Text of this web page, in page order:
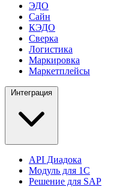
ЭДО
Сайн
КЭДО
Сверка
Логистика
Маркировка
Маркетплейсы
Интеграция
API Диадока
Модуль для 1С
Решение для SAP